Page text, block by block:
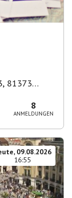
81373
8
ANMELDUNGEN
09.08.2026
16:55